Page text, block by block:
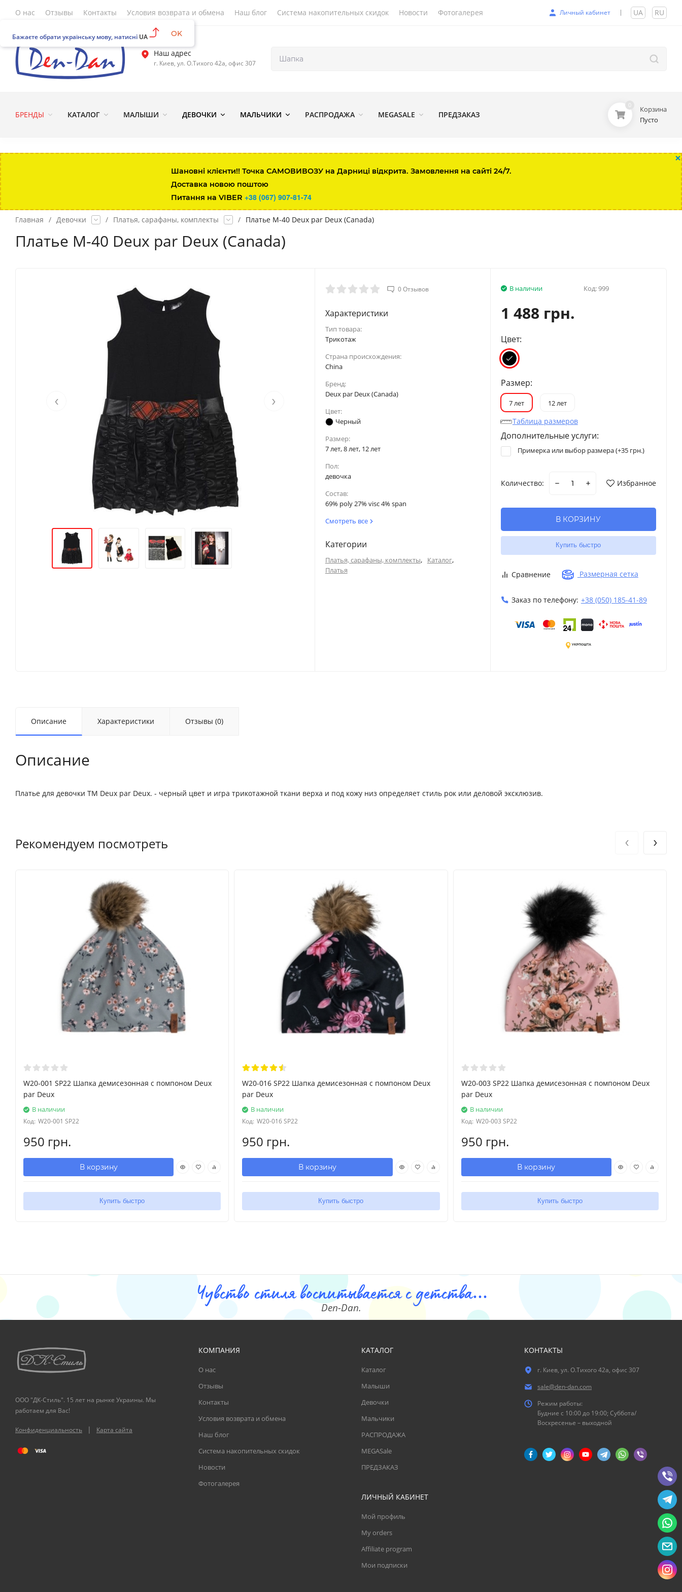
О нас Отзывы Контакты Условия возврата и обмена Наш блог Система накопительных скидок Новости Фотогалерея Личный кабинет UA RU
Наш адрес
г. Киев, ул. О.Тихого 42а, офис 307
БРЕНДЫ КАТАЛОГ МАЛЫШИ ДЕВОЧКИ МАЛЬЧИКИ РАСПРОДАЖА MEGASALE ПРЕДЗАКАЗ
0
Корзина
Пусто
×
Шановні клієнти!! Точка САМОВИВОЗУ на Дарниці відкрита. Замовлення на сайті 24/7.
Доставка новою поштою
Питання на VIBER +38 (067) 907-81-74
Главная / Девочки / Платья, сарафаны, комплекты / Платье M-40 Deux par Deux (Canada)
Платье M-40 Deux par Deux (Canada)
‹ ›
0 Отзывов
Характеристики
Тип товара:
Трикотаж
Страна происхождения:
China
Бренд:
Deux par Deux (Canada)
Цвет:
Черный
Размер:
7 лет, 8 лет, 12 лет
Пол:
девочка
Состав:
69% poly 27% visc 4% span
Смотреть все
Категории
Платья, сарафаны, комплекты, Каталог,
Платья
В наличии Код:999
1 488 грн.
Цвет:
Размер:
7 лет 12 лет
Таблица размеров
Дополнительные услуги:
Примерка или выбор размера (+35 грн.)
Количество: Избранное
В КОРЗИНУ
Купить быстро
Сравнение Размерная сетка
Заказ по телефону: +38 (050) 185-41-89
Описание Характеристики Отзывы (0)
Описание
Платье для девочки ТМ Deux par Deux. - черный цвет и игра трикотажной ткани верха и под кожу низ определяет стиль рок или деловой эксклюзив.
Рекомендуем посмотреть
W20-001 SP22 Шапка демисезонная с помпоном Deux
par Deux
В наличии
Код: W20-001 SP22
950 грн.
В корзину
Купить быстро
W20-016 SP22 Шапка демисезонная с помпоном Deux
par Deux
В наличии
Код: W20-016 SP22
950 грн.
В корзину
Купить быстро
W20-003 SP22 Шапка демисезонная с помпоном Deux
par Deux
В наличии
Код: W20-003 SP22
950 грн.
В корзину
Купить быстро
‹ ›
Чувство стиля воспитывается с детства...
Den-Dan.
ООО "ДК-Стиль". 15 лет на рынке Украины. Мы
работаем для Вас!
Конфиденциальность | Карта сайта
КОМПАНИЯ
О нас
Отзывы
Контакты
Условия возврата и обмена
Наш блог
Система накопительных скидок
Новости
Фотогалерея
КАТАЛОГ
Каталог
Малыши
Девочки
Мальчики
РАСПРОДАЖА
MEGASale
ПРЕДЗАКАЗ
ЛИЧНЫЙ КАБИНЕТ
Мой профиль
My orders
Affiliate program
Мои подписки
КОНТАКТЫ
г. Киев, ул. О.Тихого 42а, офис 307
sale@den-dan.com
Режим работы:
Будние c 10:00 до 19:00; Суббота/
Воскресенье – выходной
Бажаєте обрати українську мову, натисні UA OK